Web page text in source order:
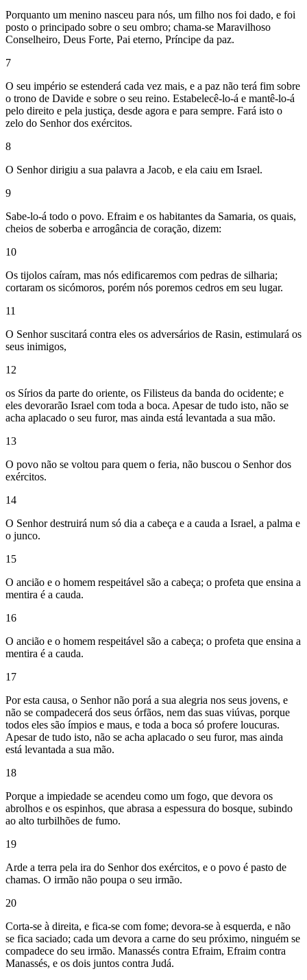
Porquanto um menino nasceu para nós, um filho nos foi dado, e foi
posto o principado sobre o seu ombro; chama-se Maravilhoso
Conselheiro, Deus Forte, Pai eterno, Príncipe da paz.
7
O seu império se estenderá cada vez mais, e a paz não terá fim sobre
o trono de Davide e sobre o seu reino. Estabelecê-lo-á e mantê-lo-á
pelo direito e pela justiça, desde agora e para sempre. Fará isto o
zelo do Senhor dos exércitos.
8
O Senhor dirigiu a sua palavra a Jacob, e ela caiu em Israel.
9
Sabe-lo-á todo o povo. Efraim e os habitantes da Samaria, os quais,
cheios de soberba e arrogância de coração, dizem:
10
Os tijolos caíram, mas nós edificaremos com pedras de silharia;
cortaram os sicómoros, porém nós poremos cedros em seu lugar.
11
O Senhor suscitará contra eles os adversários de Rasin, estimulará os
seus inimigos,
12
os Sírios da parte do oriente, os Filisteus da banda do ocidente; e
eles devorarão Israel com toda a boca. Apesar de tudo isto, não se
acha aplacado o seu furor, mas ainda está levantada a sua mão.
13
O povo não se voltou para quem o feria, não buscou o Senhor dos
exércitos.
14
O Senhor destruirá num só dia a cabeça e a cauda a Israel, a palma e
o junco.
15
O ancião e o homem respeitável são a cabeça; o profeta que ensina a
mentira é a cauda.
16
O ancião e o homem respeitável são a cabeça; o profeta que ensina a
mentira é a cauda.
17
Por esta causa, o Senhor não porá a sua alegria nos seus jovens, e
não se compadecerá dos seus órfãos, nem das suas viúvas, porque
todos eles são ímpios e maus, e toda a boca só profere loucuras.
Apesar de tudo isto, não se acha aplacado o seu furor, mas ainda
está levantada a sua mão.
18
Porque a impiedade se acendeu como um fogo, que devora os
abrolhos e os espinhos, que abrasa a espessura do bosque, subindo
ao alto turbilhões de fumo.
19
Arde a terra pela ira do Senhor dos exércitos, e o povo é pasto de
chamas. O irmão não poupa o seu irmão.
20
Corta-se à direita, e fica-se com fome; devora-se à esquerda, e não
se fica saciado; cada um devora a carne do seu próximo, ninguém se
compadece do seu irmão. Manassés contra Efraim, Efraim contra
Manassés, e os dois juntos contra Judá.